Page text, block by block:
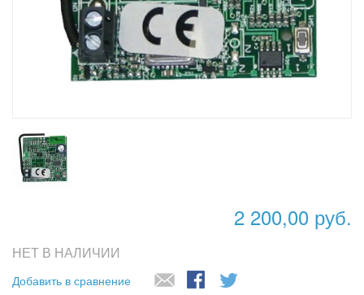
2 200,00 руб.
НЕТ В НАЛИЧИИ
Добавить в сравнение